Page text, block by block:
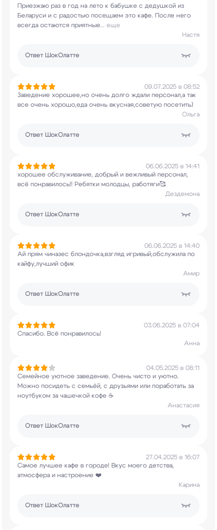
Приезжаю раз в год на лето к бабушке с дедушкой из
Беларуси и с радостью посещаем это кафе. После него
всегда остаются приятные... еще
Настя
Ответ ШокОлатте
09.07.2025 в 08:52
Заведение хорошее,но очень долго ждали персонал,а так
все очень хорошо,еда очень вкусная,советую посетить)
Ольга
Ответ ШокОлатте
06.06.2025 в 14:41
хорошее обслуживание, добрый и вежливый персонал,
всё понравилось!! Ребятки молодцы, работяги🥰
Дездемона
Ответ ШокОлатте
06.06.2025 в 14:40
Ай прям чиназес блондочка,взгляд игривый,обслужила по
кайфу,лучший офик
Амир
Ответ ШокОлатте
03.06.2025 в 07:04
Спасибо. Всё понравилось!
Анна
04.05.2025 в 08:11
Семейное уютное заведение. Очень чисто и уютно.
Можно посидеть с семьёй, с друзьями или поработать за
ноутбуком за чашечкой кофе ☕
Анастасия
Ответ ШокОлатте
27.04.2025 в 16:07
Самое лучшее кафе в городе! Вкус моего детства,
атмосфера и настроение ❤️
Карина
Ответ ШокОлатте